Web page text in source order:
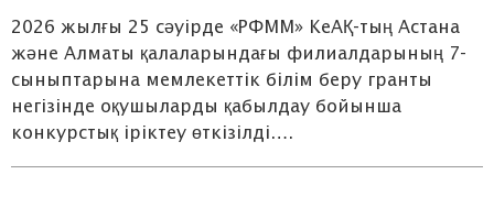
2026 жылғы 25 сәуірде «РФММ» КеАҚ-тың Астана
және Алматы қалаларындағы филиалдарының 7-
сыныптарына мемлекеттік білім беру гранты
негізінде оқушыларды қабылдау бойынша
конкурстық іріктеу өткізілді….